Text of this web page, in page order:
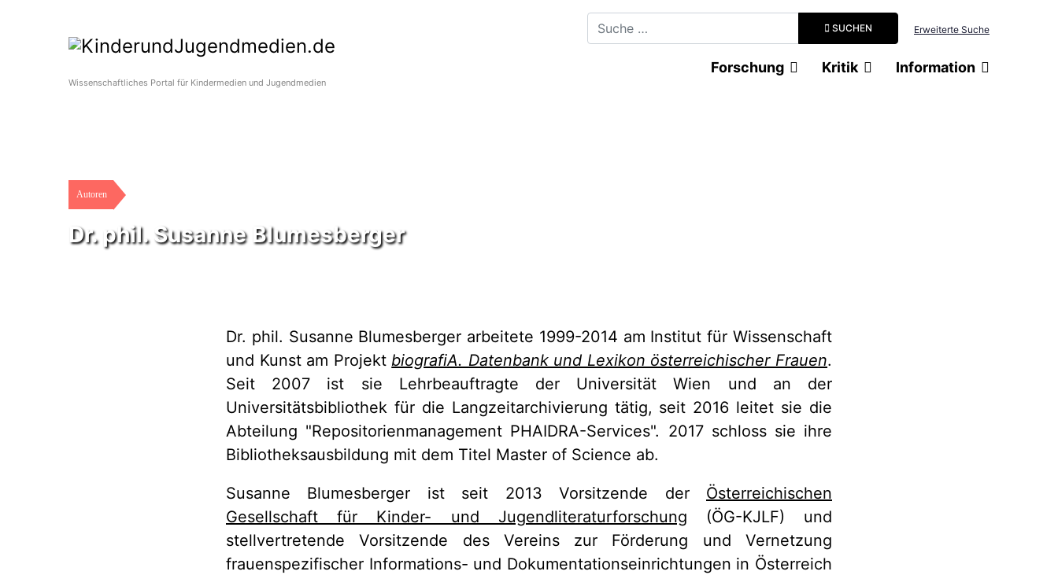
SUCHEN Erweiterte Suche
Wissenschaftliches Portal für Kindermedien und Jugendmedien
Forschung Kritik Information
Autoren
Dr. phil. Susanne Blumesberger
Dr. phil. Susanne Blumesberger arbeitete 1999-2014 am Institut für Wissenschaft
und Kunst am Projekt biografiA. Datenbank und Lexikon österreichischer Frauen.
Seit 2007 ist sie Lehrbeauftragte der Universität Wien und an der
Universitätsbibliothek für die Langzeitarchivierung tätig, seit 2016 leitet sie die
Abteilung "Repositorienmanagement PHAIDRA-Services". 2017 schloss sie ihre
Bibliotheksausbildung mit dem Titel Master of Science ab.
Susanne Blumesberger ist seit 2013 Vorsitzende der Österreichischen
Gesellschaft für Kinder- und Jugendliteraturforschung (ÖG-KJLF) und
stellvertretende Vorsitzende des Vereins zur Förderung und Vernetzung
frauenspezifischer Informations- und Dokumentationseinrichtungen in Österreich